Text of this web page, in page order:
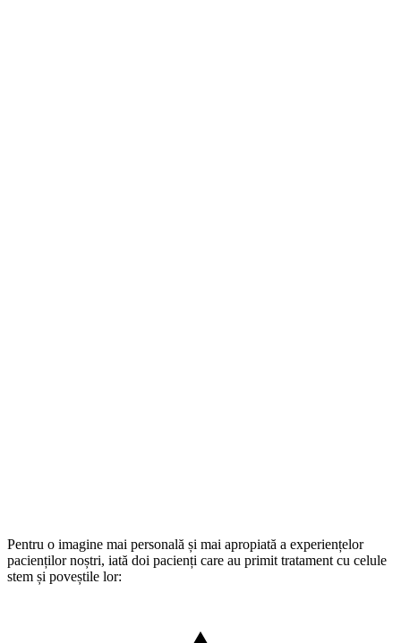
Pentru o imagine mai personală și mai apropiată a experiențelor
pacienților noștri, iată doi pacienți care au primit tratament cu celule
stem și poveștile lor: